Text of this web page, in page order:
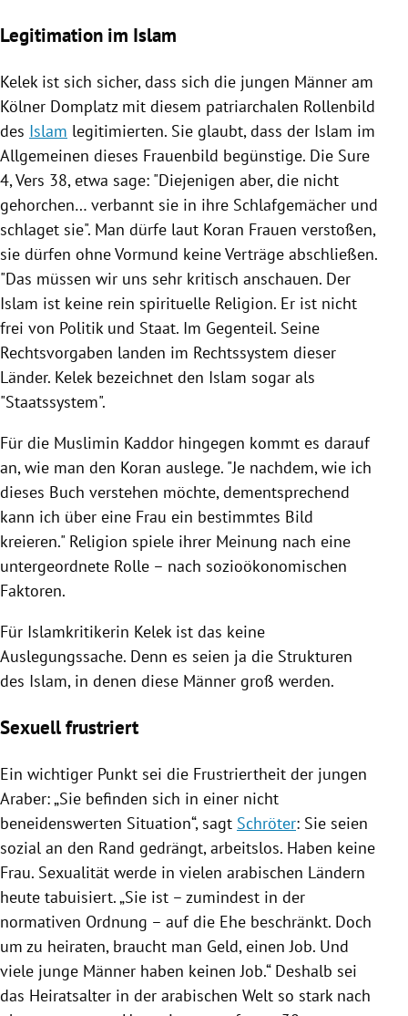
Legitimation im Islam
Kelekist sich sicher, dass sich die jungen Männer am
Kölner Domplatz mit diesem patriarchalen Rollenbild
des Islam legitimierten. Sie glaubt, dass der Islam im
Allgemeinen dieses Frauenbild begünstige. Die Sure
4, Vers 38, etwa sage: "Diejenigen aber, die nicht
gehorchen… verbannt sie in ihre Schlafgemächer und
schlaget sie". Man dürfe laut Koran Frauen verstoßen,
sie dürfen ohne Vormund keine Verträge abschließen.
"Das müssen wir uns sehr kritisch anschauen. Der
Islam ist keine rein spirituelle Religion. Er ist nicht
frei von Politik und Staat. Im Gegenteil. Seine
Rechtsvorgaben landen im Rechtssystem dieser
Länder. Kelekbezeichnet den Islam sogar als
"Staatssystem".
Für die Muslimin Kaddor hingegen kommt es darauf
an, wie man den Koran auslege. "Je nachdem, wie ich
dieses Buch verstehen möchte, dementsprechend
kann ich über eine Frau ein bestimmtes Bild
kreieren." Religion spiele ihrer Meinung nach eine
untergeordnete Rolle – nach sozioökonomischen
Faktoren.
Für Islamkritikerin Kelekist das keine
Auslegungssache. Denn es seien ja die Strukturen
des Islam, in denen diese Männer groß werden.
Sexuell frustriert
Ein wichtiger Punkt sei die Frustriertheit der jungen
Araber: „Sie befinden sich in einer nicht
beneidenswerten Situation“, sagt Schröter: Sie seien
sozial an den Rand gedrängt, arbeitslos. Haben keine
Frau. Sexualität werde in vielen arabischen Ländern
heute tabuisiert. „Sie ist – zumindest in der
normativen Ordnung – auf die Ehe beschränkt. Doch
um zu heiraten, braucht man Geld, einen Job. Und
viele junge Männer haben keinen Job.“ Deshalb sei
das Heiratsalter in der arabischen Welt so stark nach